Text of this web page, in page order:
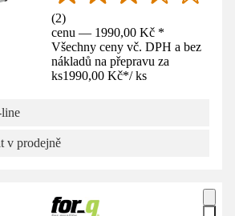
(2)
cenu — 1990,00 Kč *
Všechny ceny vč. DPH a bez
nákladů na přepravu za
ks1990,00 Kč*/ ks
v prodejně